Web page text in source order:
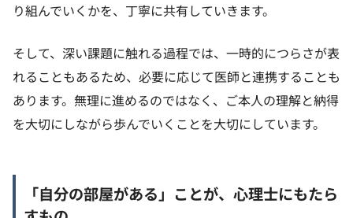
り組んでいくかを、丁寧に共有していきます。
そして、深い課題に触れる過程では、一時的につらさが表
れることもあるため、必要に応じて医師と連携することも
あります。無理に進めるのではなく、ご本人の理解と納得
を大切にしながら歩んでいくことを大切にしています。
「自分の部屋がある」ことが、心理士にもたら